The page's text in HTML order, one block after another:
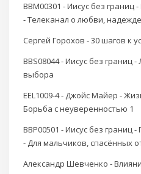
BBM00301 - Иисус без границ
- Телеканал о любви,
Сергей Горохов - 30 шагов к
BBS08044 - Иисус без границ
выбора
EEL1009-4 - Джойс Майер -
Борьба с неуверенностью 1
BBP00501 - Иисус без
- Для мальчиков, спасённых
Александр Шевченко -